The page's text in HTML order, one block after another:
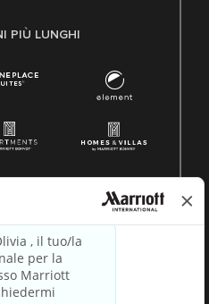
PIÙ LUNGHI